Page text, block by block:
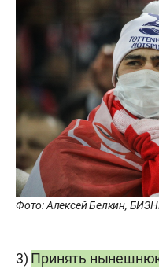
Фото: Алексей Белкин,
3) Принять